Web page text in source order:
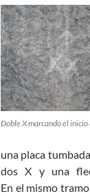
Doble X marcando el inicio
una placa
dos X y una
En el mismo